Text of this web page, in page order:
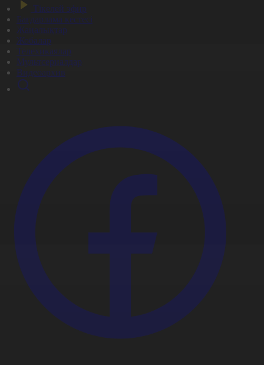
Тікелей эфир
Бағдарлама кестесі
Жаңалықтар
Жобалар
Телехикаялар
Мультсериалдар
Видеоархив